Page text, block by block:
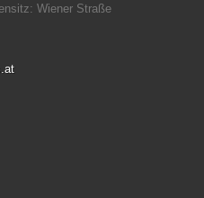
Wiener Straße